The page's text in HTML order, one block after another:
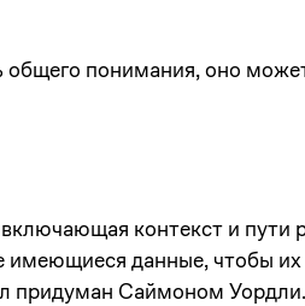
понимания, оно
контекст и пути
имеющиеся данные, чтобы
придуман Саймоном Уордли.